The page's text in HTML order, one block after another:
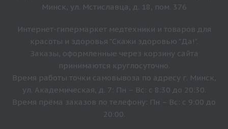
Минск, ул. Мстиславца, д. 18, пом. 376
Интернет-гипермаркет медтехники и товаров для
красоты и здоровья "Скажи здоровью "Да!".
Заказы, оформленные через корзину сайта
принимаются круглосуточно.
Время работы точки самовывоза по адресу г. Минск,
ул. Академическая, д. 7: Пн – Вс: с 8:30 до 20:30.
Время прёма заказов по телефону: Пн – Вс: с 9:00 до
20:00.